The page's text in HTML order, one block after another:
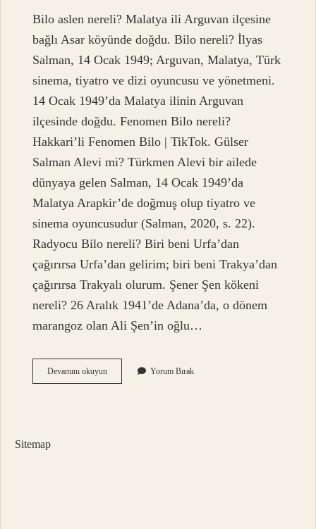
Bilo aslen nereli? Malatya ili Arguvan ilçesine
bağlı Asar köyünde doğdu. Bilo nereli? İlyas
Salman, 14 Ocak 1949; Arguvan, Malatya, Türk
sinema, tiyatro ve dizi oyuncusu ve yönetmeni.
14 Ocak 1949’da Malatya ilinin Arguvan
ilçesinde doğdu. Fenomen Bilo nereli?
Hakkari’li Fenomen Bilo | TikTok. Gülser
Salman Alevi mi? Türkmen Alevi bir ailede
dünyaya gelen Salman, 14 Ocak 1949’da
Malatya Arapkir’de doğmuş olup tiyatro ve
sinema oyuncusudur (Salman, 2020, s. 22).
Radyocu Bilo nereli? Biri beni Urfa’dan
çağırırsa Urfa’dan gelirim; biri beni Trakya’dan
çağırırsa Trakyalı olurum. Şener Şen kökeni
nereli? 26 Aralık 1941’de Adana’da, o dönem
marangoz olan Ali Şen’in oğlu…
Devamını okuyunSanatçı
Bilo
Yorum Bırak
Sitemap